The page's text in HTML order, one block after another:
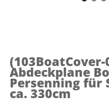
(103BoatCover-
Abdeckplane
Persenning für
ca. 330cm